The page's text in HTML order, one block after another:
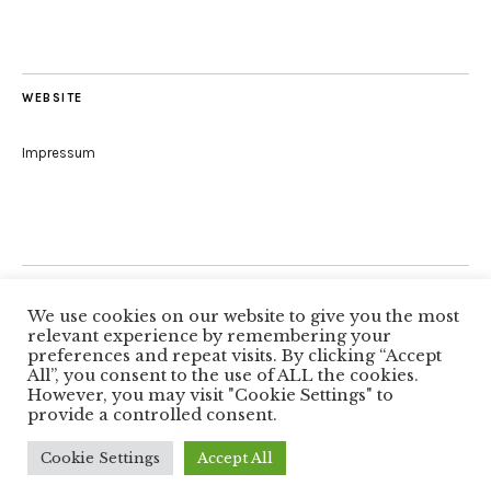
WEBSITE
Impressum
Folge uns
Facebook
Copyright © 2026Autorenkreis Würzburg
Proudly powered byWordPress
Theme: Zuki vonElmastudio
We use cookies on our website to give you the most
relevant experience by remembering your
preferences and repeat visits. By clicking “Accept
All”, you consent to the use of ALL the cookies.
However, you may visit "Cookie Settings" to
provide a controlled consent.
Cookie Settings Accept All